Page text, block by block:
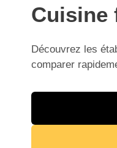
Cuisine
Découvrez les
comparer